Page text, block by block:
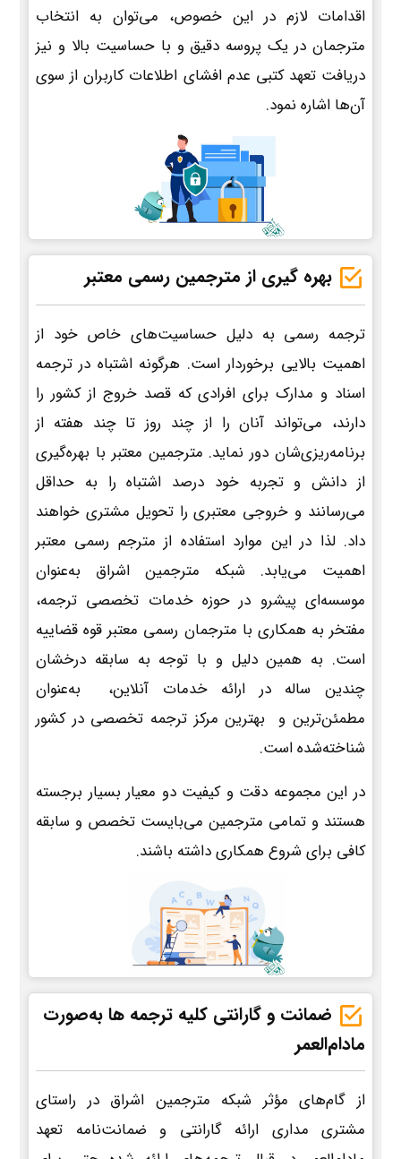
اقدامات لازم در این خصوص، می‌توان به انتخاب
مترجمان در یک پروسه دقیق و با حساسیت بالا و نیز
دریافت تعهد کتبی عدم افشای اطلاعات کاربران از سوی
آن‌ها اشاره نمود.
بهره گیری از مترجمین رسمی معتبر
ترجمه رسمی به دلیل حساسیت‌های خاص خود از
اهمیت بالایی برخوردار است. هرگونه اشتباه در ترجمه
اسناد و مدارک برای افرادی که قصد خروج از کشور را
دارند، می‌تواند آنان را از چند روز تا چند هفته از
برنامه‌ریزی‌شان دور نماید. مترجمین معتبر با بهره‌گیری
از دانش و تجربه خود درصد اشتباه را به حداقل
می‌رسانند و خروجی معتبری را تحویل مشتری خواهند
داد. لذا در این موارد استفاده از مترجم رسمی معتبر
اهمیت می‌یابد. شبکه مترجمین اشراق به‌عنوان
موسسه‌ای پیشرو در حوزه خدمات تخصصی ترجمه،
مفتخر به همکاری با مترجمان رسمی معتبر قوه قضاییه
است. به همین دلیل و با توجه به سابقه درخشان
چندین ساله در ارائه خدمات آنلاین، به‌عنوان
مطمئن‌ترین و بهترین مرکز ترجمه تخصصی در کشور
شناخته‌شده است.
در این مجموعه دقت و کیفیت دو معیار بسیار برجسته
هستند و تمامی مترجمین می‌بایست تخصص و سابقه
کافی برای شروع همکاری داشته باشند.
ضمانت و گارانتی کلیه ترجمه ها به‌صورت
مادام‌العمر
از گام‌های مؤثر شبکه مترجمین اشراق در راستای
مشتری مداری ارائه گارانتی و ضمانت‌نامه تعهد